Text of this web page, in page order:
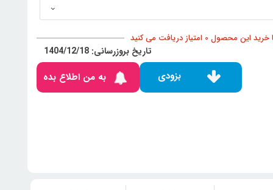
این محصول 0 امتیاز دریافت می کنید
به من اطلاع بده بزودی
تاریخ بروزرسانی: 1404/12/18